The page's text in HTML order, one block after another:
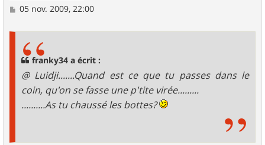
M
05 nov. 2009, 22:00
franky34 a écrit :
@ Luidji.......Quand est ce que tu passes dans le
coin, qu'on se fasse une p'tite virée.........
..........As tu chaussé les bottes?